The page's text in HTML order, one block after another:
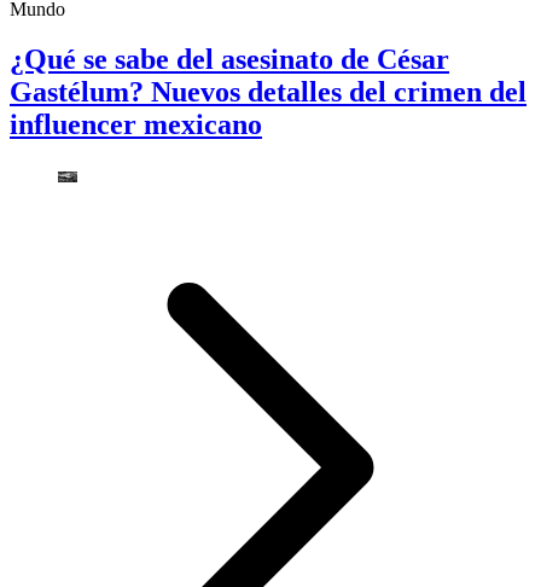
Mundo
¿Qué se sabe del asesinato de César
Gastélum? Nuevos detalles del crimen del
influencer mexicano